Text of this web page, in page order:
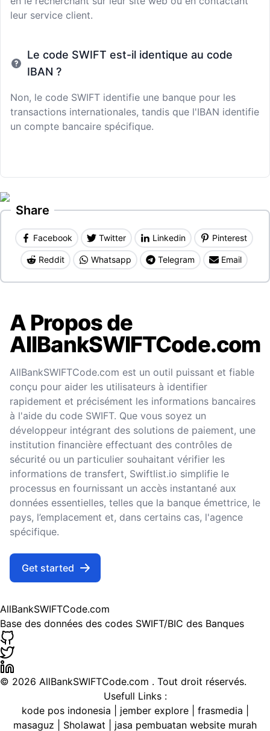
leur service client.
Le code SWIFT est-il identique au code
IBAN ?
Non, le code SWIFT identifie une banque pour les
transactions internationales, tandis que l'IBAN identifie
un compte bancaire spécifique.
Share
Facebook Twitter Linkedin Pinterest
Reddit Whatsapp Telegram Email
A Propos de
AllBankSWIFTCode.com
AllBankSWIFTCode.com est un outil puissant et fiable
conçu pour aider les utilisateurs à identifier
rapidement et précisément les informations bancaires
à l'aide du code SWIFT. Que vous soyez un
développeur intégrant des solutions de paiement, une
institution financière effectuant des contrôles de
sécurité ou un particulier souhaitant vérifier les
informations de transfert, Swiftlist.io simplifie le
processus en fournissant un accès instantané aux
données essentielles, telles que la banque émettrice, le
pays, l’emplacement et, dans certains cas, l'agence
spécifique.
Get started
AllBankSWIFTCode.com
Base des données des codes SWIFT/BIC des Banques
© 2026 AllBankSWIFTCode.com . Tout droit réservés.
Usefull Links :
kode pos indonesia
jember explore| frasmedia
masaguz
Sholawat jasa pembuatan website murah